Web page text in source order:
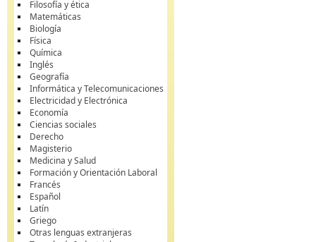
Filosofía y ética
Matemáticas
Biología
Física
Química
Inglés
Geografía
Informática y Telecomunicaciones
Electricidad y Electrónica
Economía
Ciencias sociales
Derecho
Magisterio
Medicina y Salud
Formación y Orientación Laboral
Francés
Español
Latín
Griego
Otras lenguas extranjeras